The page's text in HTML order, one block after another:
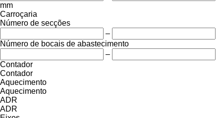
mm
Carroçaria
Número de secções
–
Número de bocais de abastecimento
–
Contador
Contador
Aquecimento
Aquecimento
ADR
ADR